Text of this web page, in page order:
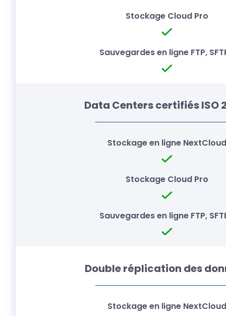
Data Centers certifiés ISO
Double réplication des